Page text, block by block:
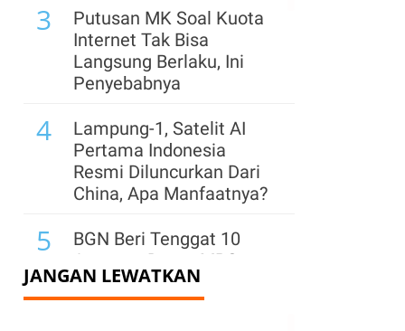
3
Putusan MK Soal Kuota
Internet Tak Bisa
Langsung Berlaku, Ini
Penyebabnya
4
Lampung-1, Satelit AI
Pertama Indonesia
Resmi Diluncurkan Dari
China, Apa Manfaatnya?
5
BGN Beri Tenggat 10
Agustus, Dapur MBG
Tanpa Sertifikat Higiene
Ditutup Permanen
JANGAN LEWATKAN